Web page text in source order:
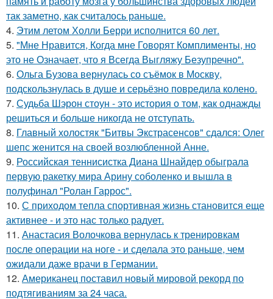
так заметно, как считалось раньше.
4. Этим летом Холли Берри исполнится 60 лет.
5. "Мне Нравится, Когда мне Говорят Комплименты, но
это не Означает, что я Всегда Выгляжу Безупречно".
6. Ольга Бузова вернулась со съёмок в Москву,
подскользнулась в душе и серьёзно повредила колено.
7. Судьба Шэрон стоун - это история о том, как однажды
решиться и больше никогда не отступать.
8. Главный холостяк "Битвы Экстрасенсов" сдался: Олег
шепс женится на своей возлюбленной Анне.
9. Российская теннисистка Диана Шнайдер обыграла
первую ракетку мира Арину соболенко и вышла в
полуфинал "Ролан Гаррос".
10. С приходом тепла спортивная жизнь становится еще
активнее - и это нас только радует.
11. Анастасия Волочкова вернулась к тренировкам
после операции на ноге - и сделала это раньше, чем
ожидали даже врачи в Германии.
12. Американец поставил новый мировой рекорд по
подтягиваниям за 24 часа.